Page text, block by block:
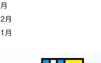
月
月